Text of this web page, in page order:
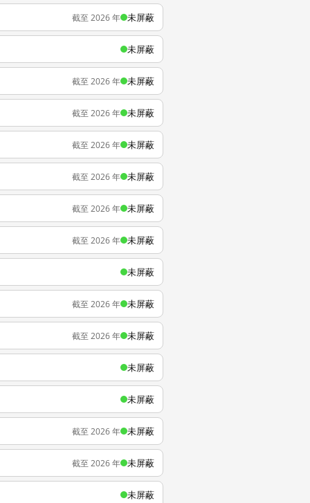
截至 2026 年 未屏蔽
未屏蔽
截至 2026 年 未屏蔽
截至 2026 年 未屏蔽
截至 2026 年 未屏蔽
截至 2026 年 未屏蔽
截至 2026 年 未屏蔽
截至 2026 年 未屏蔽
未屏蔽
截至 2026 年 未屏蔽
截至 2026 年 未屏蔽
未屏蔽
未屏蔽
截至 2026 年 未屏蔽
截至 2026 年 未屏蔽
未屏蔽